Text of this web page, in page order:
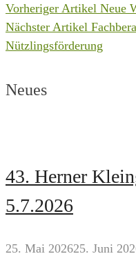
Vorheriger Artikel Neue
Nächster Artikel
Nützlingsförderung
Neues
43. Herner
5.7.2026
25. Mai 202625. Juni